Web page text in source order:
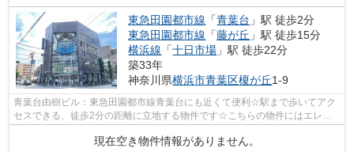
東急田園都市線 「青葉台 」駅 徒歩2分
東急田園都市線 「藤が丘 」駅 徒歩15分
横浜線 「十日市場 」駅 徒歩22分
築33年
神奈川県横浜市青葉区榎が丘1-9
青葉台由樹ビル：東急田園都市線青葉台にも近くて便利☆駅まで歩いてアク
セスできる、徒歩2分の距離に立地する物件です☆こちらの物件にはエレベ
ーターが付いています☆新しい日々を送る...
現在空き物件情報がありません。